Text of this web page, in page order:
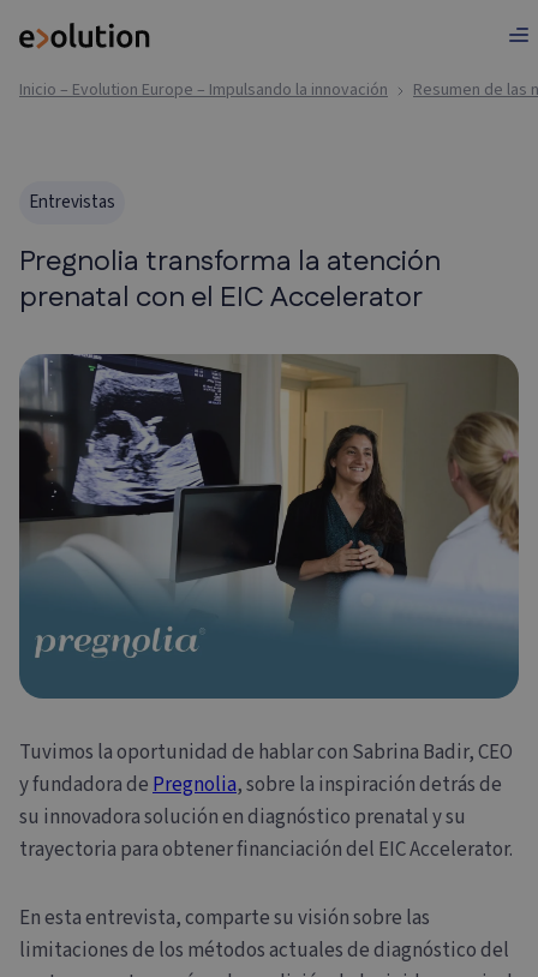
Inicio – Evolution Europe – Impulsando la innovación Resumen de las
Entrevistas
Pregnolia transforma la atención
prenatal con el EIC Accelerator
Tuvimos la oportunidad de hablar con Sabrina Badir, CEO
y fundadora dePregnolia, sobre la inspiración detrás de
su innovadora solución en diagnóstico prenatal y su
trayectoria para obtener financiación del EIC Accelerator.
En esta entrevista, comparte su visión sobre las
limitaciones de los métodos actuales de diagnóstico del